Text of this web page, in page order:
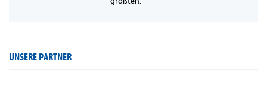
UNSERE PARTNER